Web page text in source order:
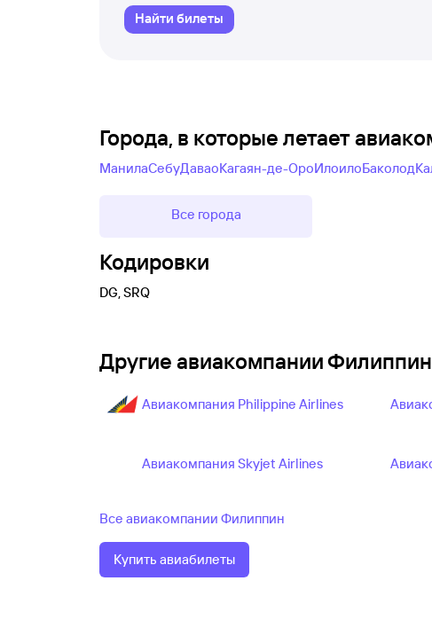
Найти билеты
Города, в которые летает
МанилаСебуДаваоКагаян-де-ОроИлоилоБаколод
Все города
Кодировки
DG, SRQ
Другие авиакомпании Филиппин
Авиакомпания Philippine Airlines
Авиакомпания Skyjet Airlines
Все авиакомпании Филиппин
Купить авиабилеты